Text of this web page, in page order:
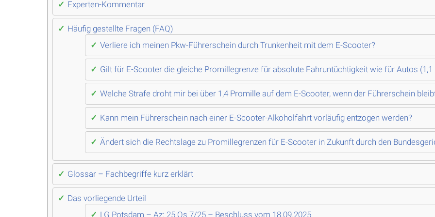
Experten-Kommentar
Häufig gestellte Fragen (FAQ)
Verliere ich meinen Pkw-Führerschein durch Trunkenheit mit dem E-Scooter?
Gilt für E-Scooter die gleiche Promillegrenze für absolute Fahruntüchtigkeit wie für Autos
Welche Strafe droht mir bei über 1,4 Promille auf dem E-Scooter, wenn der Führerschein
Kann mein Führerschein nach einer E-Scooter-Alkoholfahrt vorläufig entzogen werden?
Ändert sich die Rechtslage zu Promillegrenzen für E-Scooter in Zukunft durch den
Glossar – Fachbegriffe kurz erklärt
Das vorliegende Urteil
LG Potsdam – Az: 25 Qs 7/25 – Beschluss vom 18.09.2025